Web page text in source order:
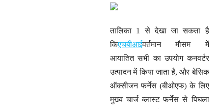
तालिका 1 से देखा जा सकता है
किएचबीआईवर्तमान मौसम में
आयातित सभी का उपयोग कनवर्टर
उत्पादन में किया जाता है, और बेसिक
ऑक्सीजन फर्नेस (बीओएफ) के लिए
मुख्य चार्ज ब्लास्ट फर्नेस से पिघला